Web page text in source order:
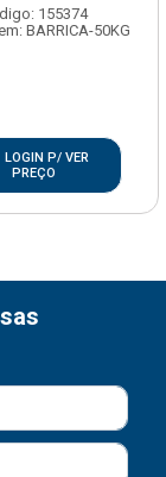
155374
BARRICA-50KG
LOGIN P/ VER
PREÇO